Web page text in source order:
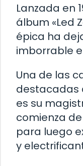
Lanzada en
álbum «Led
épica ha
imborrable
Una de las
destacadas
es su
comienza
para luego
y